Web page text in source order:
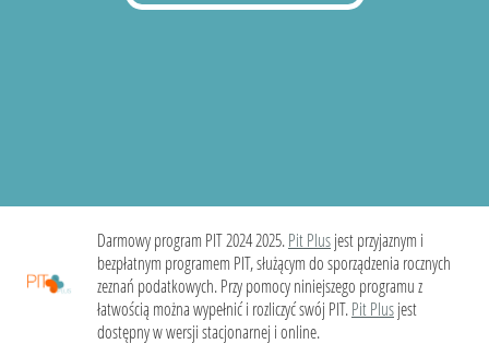
Darmowy program PIT 2024 2025.Pit Plusjest przyjaznym i
bezpłatnym programem PIT, służącym do sporządzenia rocznych
zeznań podatkowych. Przy pomocy niniejszego programu z
łatwością można wypełnić i rozliczyć swój PIT.Pit Plusjest
dostępny w wersji stacjonarnej i online.